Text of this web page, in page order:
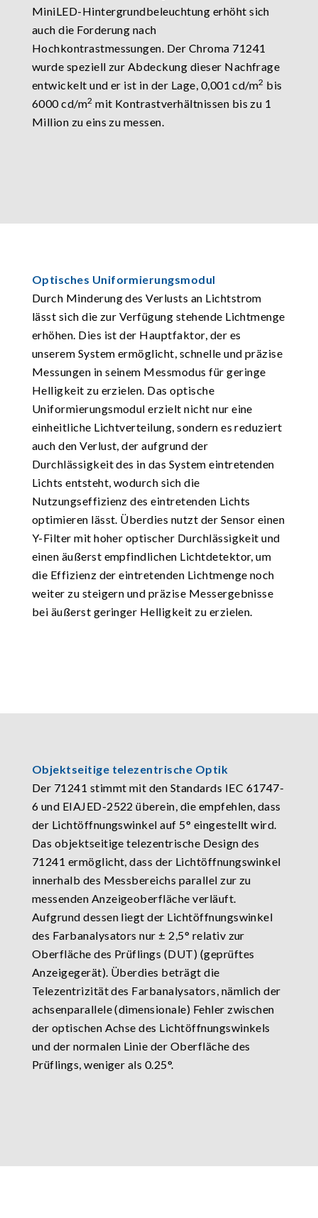
MiniLED-Hintergrundbeleuchtung erhöht sich
auch die Forderung nach
Hochkontrastmessungen. Der Chroma 71241
wurde speziell zur Abdeckung dieser Nachfrage
entwickelt und er ist in der Lage, 0,001 cd/m2 bis
6000 cd/m2 mit Kontrastverhältnissen bis zu 1
Million zu eins zu messen.
Optisches Uniformierungsmodul
Durch Minderung des Verlusts an Lichtstrom
lässt sich die zur Verfügung stehende Lichtmenge
erhöhen. Dies ist der Hauptfaktor, der es
unserem System ermöglicht, schnelle und präzise
Messungen in seinem Messmodus für geringe
Helligkeit zu erzielen. Das optische
Uniformierungsmodul erzielt nicht nur eine
einheitliche Lichtverteilung, sondern es reduziert
auch den Verlust, der aufgrund der
Durchlässigkeit des in das System eintretenden
Lichts entsteht, wodurch sich die
Nutzungseffizienz des eintretenden Lichts
optimieren lässt. Überdies nutzt der Sensor einen
Y-Filter mit hoher optischer Durchlässigkeit und
einen äußerst empfindlichen Lichtdetektor, um
die Effizienz der eintretenden Lichtmenge noch
weiter zu steigern und präzise Messergebnisse
bei äußerst geringer Helligkeit zu erzielen.
Objektseitige telezentrische Optik
Der 71241 stimmt mit den Standards IEC 61747-
6 und EIAJED-2522 überein, die empfehlen, dass
der Lichtöffnungswinkel auf 5° eingestellt wird.
Das objektseitige telezentrische Design des
71241 ermöglicht, dass der Lichtöffnungswinkel
innerhalb des Messbereichs parallel zur zu
messenden Anzeigeoberfläche verläuft.
Aufgrund dessen liegt der Lichtöffnungswinkel
des Farbanalysators nur ± 2,5° relativ zur
Oberfläche des Prüflings (DUT) (geprüftes
Anzeigegerät). Überdies beträgt die
Telezentrizität des Farbanalysators, nämlich der
achsenparallele (dimensionale) Fehler zwischen
der optischen Achse des Lichtöffnungswinkels
und der normalen Linie der Oberfläche des
Prüflings, weniger als 0.25°.